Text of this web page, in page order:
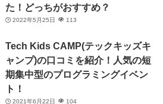
た！どっちがおすすめ？
2022年5月25日 113
Tech Kids CAMP(テックキッズキ
ャンプ)の口コミを紹介！人気の短
期集中型のプログラミングイベン
ト！
2021年6月22日 104